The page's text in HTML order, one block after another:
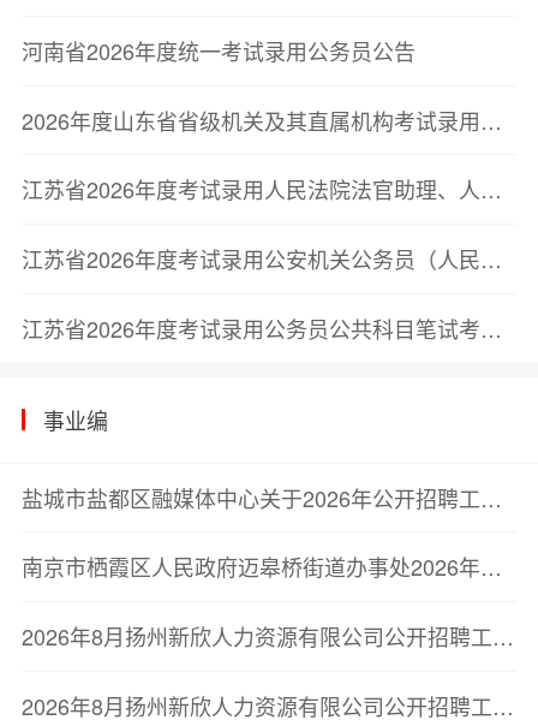
河南省2026年度统一考试录用公务员公告
2026年度山东省省级机关及其直属机构考试录用公务员公告
江苏省2026年度考试录用人民法院法官助理、人民检察院检察官助理简章
江苏省2026年度考试录用公安机关公务员（人民警察）简章
江苏省2026年度考试录用公务员公共科目笔试考试大纲
事业编
盐城市盐都区融媒体中心关于2026年公开招聘工作人员的公告
南京市栖霞区人民政府迈皋桥街道办事处2026年公开招聘编外聘用人员简章
2026年8月扬州新欣人力资源有限公司公开招聘工作人员公告（二）
2026年8月扬州新欣人力资源有限公司公开招聘工作人员公告（一）